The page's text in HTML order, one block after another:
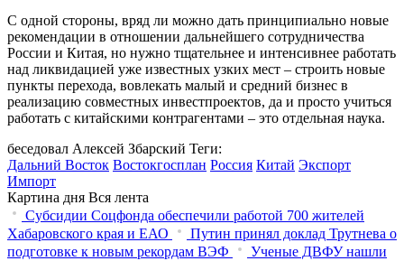
С одной стороны, вряд ли можно дать принципиально новые
рекомендации в отношении дальнейшего сотрудничества
России и Китая, но нужно тщательнее и интенсивнее работать
над ликвидацией уже известных узких мест – строить новые
пункты перехода, вовлекать малый и средний бизнес в
реализацию совместных инвестпроектов, да и просто учиться
работать с китайскими контрагентами – это отдельная наука.
беседовал Алексей Збарский Теги:
Дальний Восток Востокгосплан Россия Китай Экспорт
Импорт
Картина дня Вся лента
Субсидии Соцфонда обеспечили работой 700 жителей
Хабаровского края и ЕАО
Путин принял доклад Трутнева о
подготовке к новым рекордам ВЭФ
Ученые ДВФУ нашли